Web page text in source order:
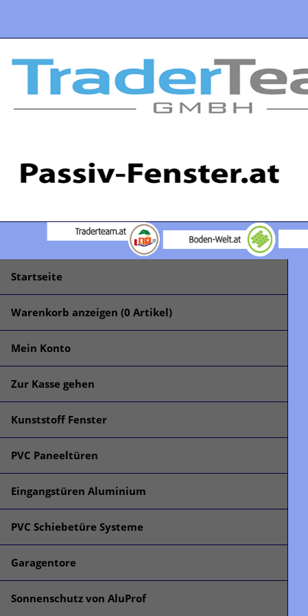
Startseite
Warenkorb anzeigen (0 Artikel)
Mein Konto
Zur Kasse gehen
Kunststoff Fenster
PVC Paneeltüren
Eingangstüren Aluminium
PVC Schiebetüre Systeme
Garagentore
Sonnenschutz von AluProf